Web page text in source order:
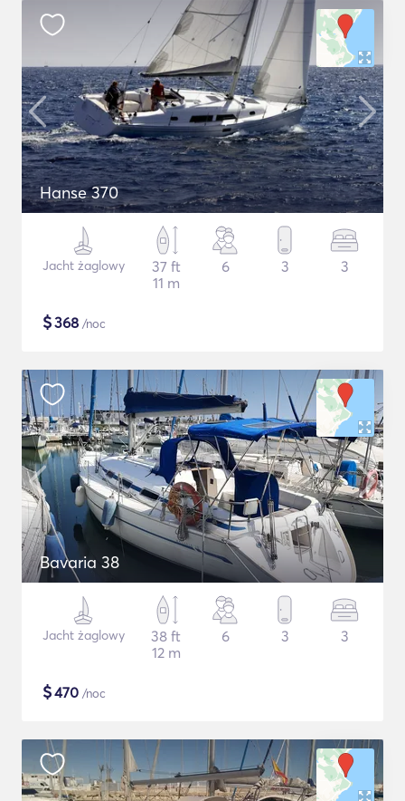
Hanse 370
Jacht żaglowy
37 ft
11 m
6 3 3
$368 /noc
Bavaria 38
Jacht żaglowy
38 ft
12 m
6 3 3
$470 /noc